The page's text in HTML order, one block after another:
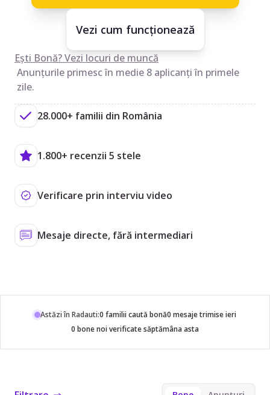
Vezi cum funcționează
Ești Bonă? Vezi locuri de muncă
Anunțurile primesc în medie 8 aplicanți în primele
zile.
28.000+ familii din România
1.800+ recenzii 5 stele
Verificare prin interviu video
Mesaje directe, fără intermediari
Astăzi în Radauti:0 familii caută bonă0 mesaje trimise ieri
0 bone noi verificate săptămâna asta